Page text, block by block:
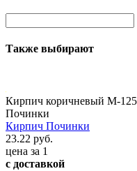
Также выбирают
Кирпич коричневый М-
Починки
Кирпич Починки
23.22 руб.
цена за 1
с доставкой